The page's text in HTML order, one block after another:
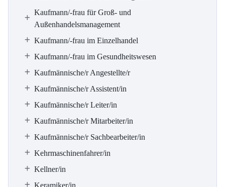
Kaufmann/-frau für Groß- und
Außenhandelsmanagement
Kaufmann/-frau im Einzelhandel
Kaufmann/-frau im Gesundheitswesen
Kaufmännische/r Angestellte/r
Kaufmännische/r Assistent/in
Kaufmännische/r Leiter/in
Kaufmännische/r Mitarbeiter/in
Kaufmännische/r Sachbearbeiter/in
Kehrmaschinenfahrer/in
Kellner/in
Keramiker/in